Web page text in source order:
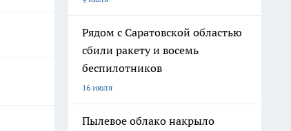
Рядом с Саратовской областью
сбили ракету и восемь
беспилотников
16 июля
Пылевое облако накрыло